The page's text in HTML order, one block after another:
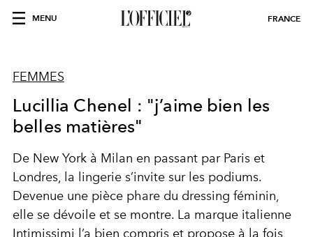
MENU FRANCE
FEMMES
Lucillia Chenel : "j’aime bien les
belles matières"
De New York à Milan en passant par Paris et
Londres, la lingerie s’invite sur les podiums.
Devenue une pièce phare du dressing féminin,
elle se dévoile et se montre. La marque italienne
Intimissimi l’a bien compris et propose à la fois